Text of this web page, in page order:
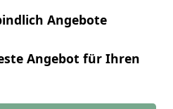
Angebote
Angebot für Ihren